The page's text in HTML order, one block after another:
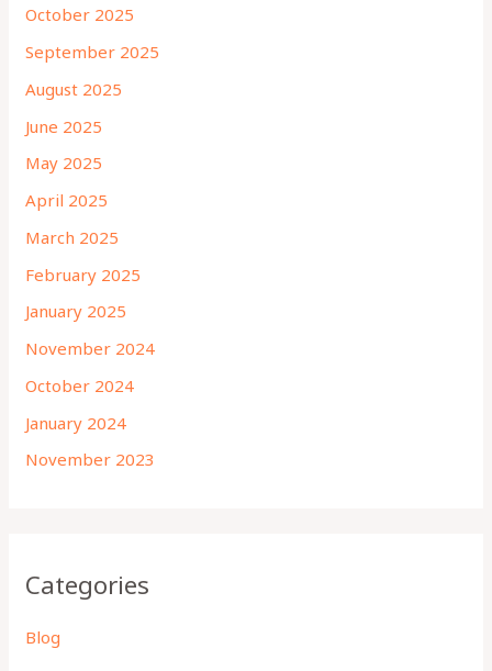
October 2025
September 2025
August 2025
June 2025
May 2025
April 2025
March 2025
February 2025
January 2025
November 2024
October 2024
January 2024
November 2023
Categories
Blog